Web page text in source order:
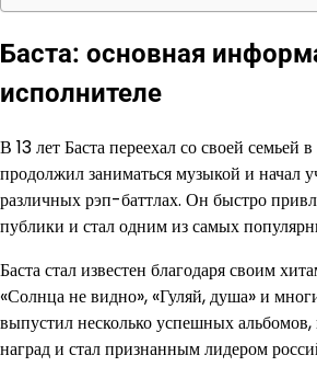
Баста: основная
исполнителе
В 13 лет Баста переехал со своей семьей
продолжил заниматься музыкой и начал
различных рэп-баттлах. Он быстро
публики и стал одним из самых
Баста стал известен благодаря своим
«Солнца не видно», «Гуляй, душа» и
выпустил несколько успешных
наград и стал признанным лидером